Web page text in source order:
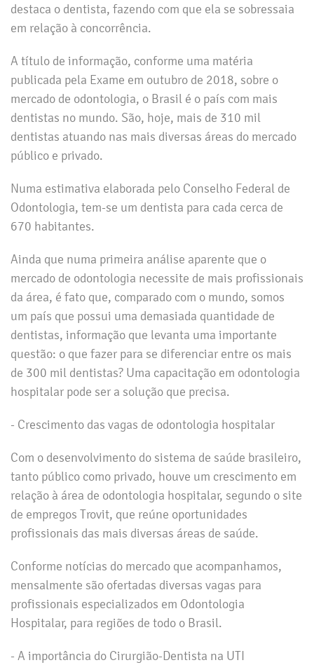
destaca o dentista, fazendo com que ela se sobressaia
em relação à concorrência.
A título de informação, conforme uma matéria
publicada pela Exame em outubro de 2018, sobre o
mercado de odontologia, o Brasil é o país com mais
dentistas no mundo. São, hoje, mais de 310 mil
dentistas atuando nas mais diversas áreas do mercado
público e privado.
Numa estimativa elaborada pelo Conselho Federal de
Odontologia, tem-se um dentista para cada cerca de
670 habitantes.
Ainda que numa primeira análise aparente que o
mercado de odontologia necessite de mais profissionais
da área, é fato que, comparado com o mundo, somos
um país que possui uma demasiada quantidade de
dentistas, informação que levanta uma importante
questão: o que fazer para se diferenciar entre os mais
de 300 mil dentistas? Uma capacitação em odontologia
hospitalar pode ser a solução que precisa.
- Crescimento das vagas de odontologia hospitalar
Com o desenvolvimento do sistema de saúde brasileiro,
tanto público como privado, houve um crescimento em
relação à área de odontologia hospitalar, segundo o site
de empregos Trovit, que reúne oportunidades
profissionais das mais diversas áreas de saúde.
Conforme notícias do mercado que acompanhamos,
mensalmente são ofertadas diversas vagas para
profissionais especializados em Odontologia
Hospitalar, para regiões de todo o Brasil.
- A importância do Cirurgião-Dentista na UTI